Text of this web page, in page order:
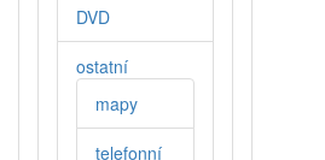
DVD
ostatní
mapy
telefonní